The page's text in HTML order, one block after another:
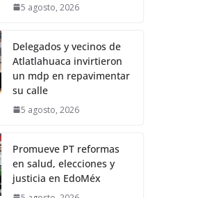
5 agosto, 2026
Delegados y vecinos de
Atlatlahuaca invirtieron
un mdp en repavimentar
su calle
5 agosto, 2026
Promueve PT reformas
en salud, elecciones y
justicia en EdoMéx